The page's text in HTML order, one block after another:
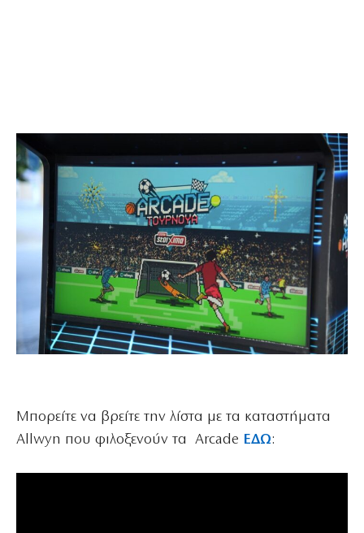
Μπορείτε να βρείτε την λίστα με τα καταστήματα
Allwyn που φιλοξενούν τα Arcade ΕΔΩ: